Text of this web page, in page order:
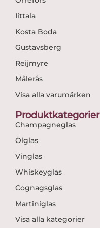
Iittala
Kosta Boda
Gustavsberg
Reijmyre
Målerås
Visa alla varumärken
Produktkategorier
Champagneglas
Ölglas
Vinglas
Whiskeyglas
Cognagsglas
Martiniglas
Visa alla kategorier